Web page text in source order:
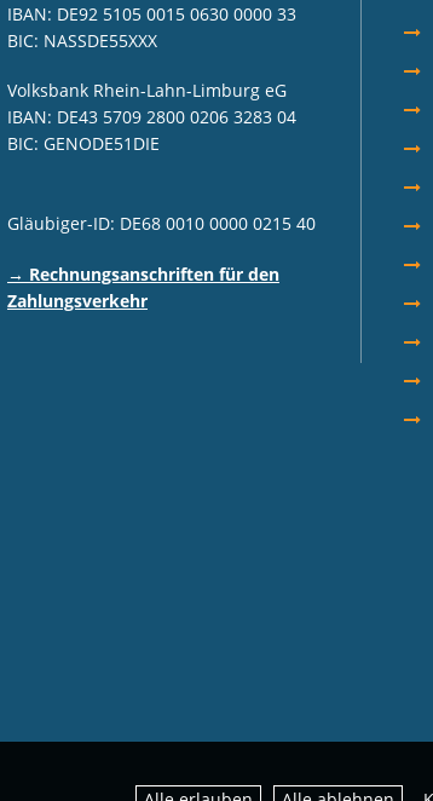
IBAN: DE92 5105 0015 0630 0000 33
BIC: NASSDE55XXX
Volksbank Rhein-Lahn-Limburg eG
IBAN: DE43 5709 2800 0206 3283 04
BIC: GENODE51DIE
Gläubiger-ID: DE68 0010 0000 0215 40
→ Rechnungsanschriften für den
Zahlungsverkehr